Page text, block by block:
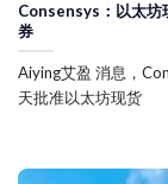
Consensys：以太坊
券
Aiying艾盈 消息，
天批准以太坊现货